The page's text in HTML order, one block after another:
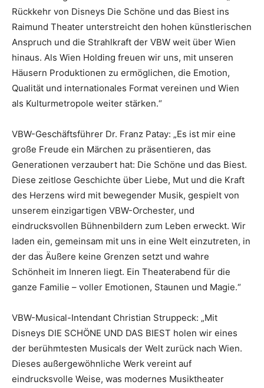
Rückkehr von Disneys Die Schöne und das Biest ins
Raimund Theater unterstreicht den hohen künstlerischen
Anspruch und die Strahlkraft der VBW weit über Wien
hinaus. Als Wien Holding freuen wir uns, mit unseren
Häusern Produktionen zu ermöglichen, die Emotion,
Qualität und internationales Format vereinen und Wien
als Kulturmetropole weiter stärken.“
VBW-Geschäftsführer Dr. Franz Patay: „Es ist mir eine
große Freude ein Märchen zu präsentieren, das
Generationen verzaubert hat: Die Schöne und das Biest.
Diese zeitlose Geschichte über Liebe, Mut und die Kraft
des Herzens wird mit bewegender Musik, gespielt von
unserem einzigartigen VBW-Orchester, und
eindrucksvollen Bühnenbildern zum Leben erweckt. Wir
laden ein, gemeinsam mit uns in eine Welt einzutreten, in
der das Äußere keine Grenzen setzt und wahre
Schönheit im Inneren liegt. Ein Theaterabend für die
ganze Familie – voller Emotionen, Staunen und Magie.“
VBW-Musical-Intendant Christian Struppeck: „Mit
Disneys DIE SCHÖNE UND DAS BIEST holen wir eines
der berühmtesten Musicals der Welt zurück nach Wien.
Dieses außergewöhnliche Werk vereint auf
eindrucksvolle Weise, was modernes Musiktheater